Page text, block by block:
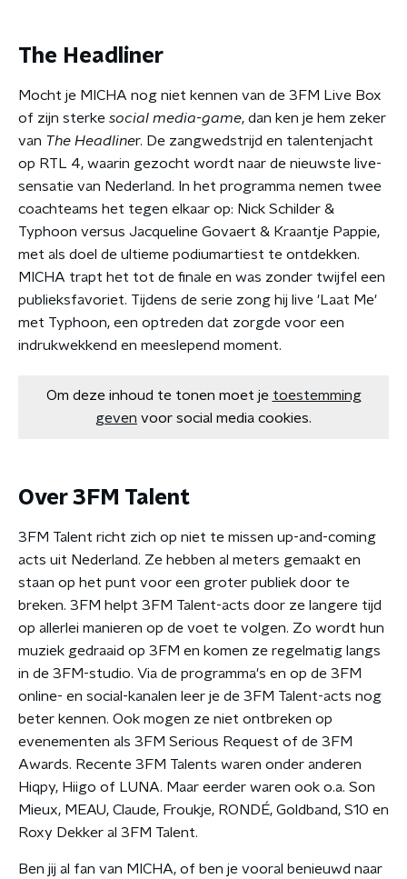
The Headliner
Mocht je MICHA nog niet kennen van de 3FM Live Box
of zijn sterke social media-game, dan ken je hem zeker
van The Headliner. De zangwedstrijd en talentenjacht
op RTL 4, waarin gezocht wordt naar de nieuwste live-
sensatie van Nederland. In het programma nemen twee
coachteams het tegen elkaar op: Nick Schilder &
Typhoon versus Jacqueline Govaert & Kraantje Pappie,
met als doel de ultieme podiumartiest te ontdekken.
MICHA trapt het tot de finale en was zonder twijfel een
publieksfavoriet. Tijdens de serie zong hij live 'Laat Me'
met Typhoon, een optreden dat zorgde voor een
indrukwekkend en meeslepend moment.
Om deze inhoud te tonen moet je toestemming
geven voor social media cookies.
Over 3FM Talent
3FM Talent richt zich op niet te missen up-and-coming
acts uit Nederland. Ze hebben al meters gemaakt en
staan op het punt voor een groter publiek door te
breken. 3FM helpt 3FM Talent-acts door ze langere tijd
op allerlei manieren op de voet te volgen. Zo wordt hun
muziek gedraaid op 3FM en komen ze regelmatig langs
in de 3FM-studio. Via de programma's en op de 3FM
online- en social-kanalen leer je de 3FM Talent-acts nog
beter kennen. Ook mogen ze niet ontbreken op
evenementen als 3FM Serious Request of de 3FM
Awards. Recente 3FM Talents waren onder anderen
Hiqpy, Hiigo of LUNA. Maar eerder waren ook o.a. Son
Mieux, MEAU, Claude, Froukje, RONDÉ, Goldband, S10 en
Roxy Dekker al 3FM Talent.
Ben jij al fan van MICHA, of ben je vooral benieuwd naar